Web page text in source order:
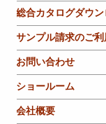
総合カタログダウン
サンプル請求のご
お問い合わせ
ショールーム
会社概要